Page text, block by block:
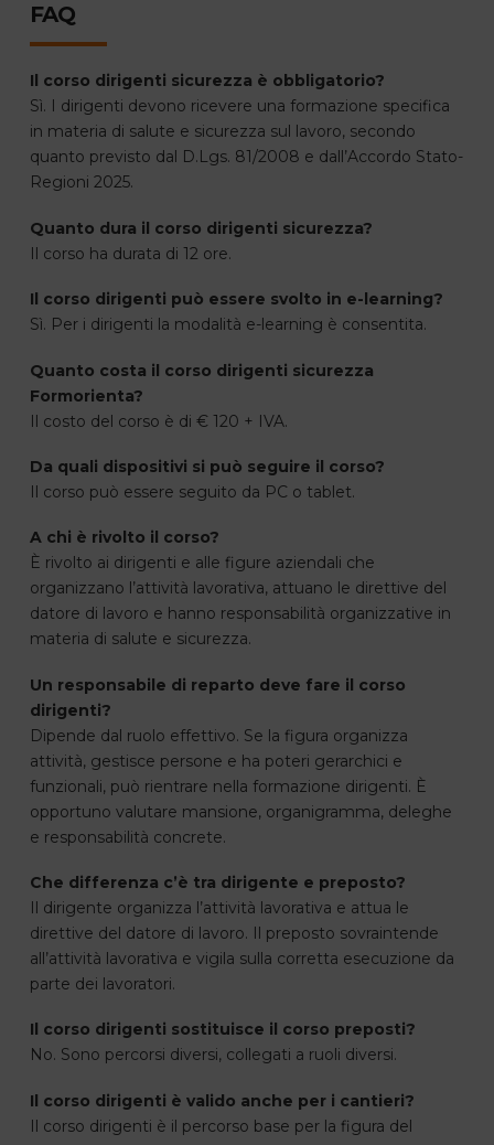
FAQ
Il corso dirigenti sicurezza è obbligatorio?
Sì. I dirigenti devono ricevere una formazione specifica
in materia di salute e sicurezza sul lavoro, secondo
quanto previsto dal D.Lgs. 81/2008 e dall’Accordo Stato-
Regioni 2025.
Quanto dura il corso dirigenti sicurezza?
Il corso ha durata di 12 ore.
Il corso dirigenti può essere svolto in e-learning?
Sì. Per i dirigenti la modalità e-learning è consentita.
Quanto costa il corso dirigenti sicurezza
Formorienta?
Il costo del corso è di € 120 + IVA.
Da quali dispositivi si può seguire il corso?
Il corso può essere seguito da PC o tablet.
A chi è rivolto il corso?
È rivolto ai dirigenti e alle figure aziendali che
organizzano l’attività lavorativa, attuano le direttive del
datore di lavoro e hanno responsabilità organizzative in
materia di salute e sicurezza.
Un responsabile di reparto deve fare il corso
dirigenti?
Dipende dal ruolo effettivo. Se la figura organizza
attività, gestisce persone e ha poteri gerarchici e
funzionali, può rientrare nella formazione dirigenti. È
opportuno valutare mansione, organigramma, deleghe
e responsabilità concrete.
Che differenza c’è tra dirigente e preposto?
Il dirigente organizza l’attività lavorativa e attua le
direttive del datore di lavoro. Il preposto sovraintende
all’attività lavorativa e vigila sulla corretta esecuzione da
parte dei lavoratori.
Il corso dirigenti sostituisce il corso preposti?
No. Sono percorsi diversi, collegati a ruoli diversi.
Il corso dirigenti è valido anche per i cantieri?
Il corso dirigenti è il percorso base per la figura del